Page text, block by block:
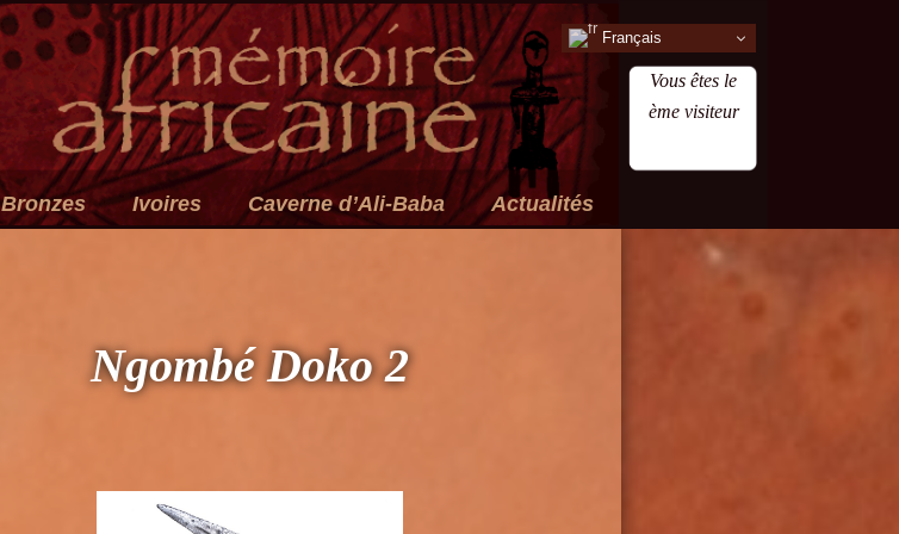
Bronzes Ivoires Caverne d’Ali-Baba Actualités
Français
Vous êtes le
ème visiteur
Ngombé Doko 2